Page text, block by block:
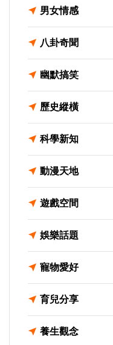
男女情感
八卦奇聞
幽默搞笑
歷史縱橫
科學新知
動漫天地
遊戲空間
娛樂話題
寵物愛好
育兒分享
養生觀念